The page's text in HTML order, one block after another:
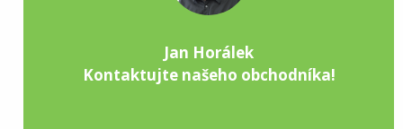
Jan Horálek
Kontaktujte našeho obchodníka!